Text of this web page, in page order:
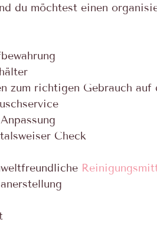
du möchtest einen
zum richtigen Gebrauch auf
Check